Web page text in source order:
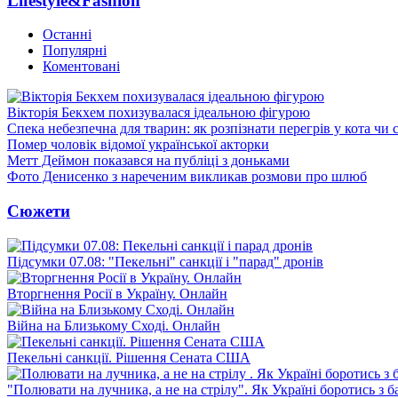
Останні
Популярні
Коментовані
Вікторія Бекхем похизувалася ідеальною фігурою
Спека небезпечна для тварин: як розпізнати перегрів у кота чи
Помер чоловік відомої української акторки
Метт Деймон показався на публіці з доньками
Фото Денисенко з нареченим викликав розмови про шлюб
Сюжети
Підсумки 07.08: "Пекельні" санкції і "парад" дронів
Вторгнення Росії в Україну. Онлайн
Війна на Близькому Сході. Онлайн
Пекельні санкції. Рішення Сената США
"Полювати на лучника, а не на стрілу". Як Україні боротись з